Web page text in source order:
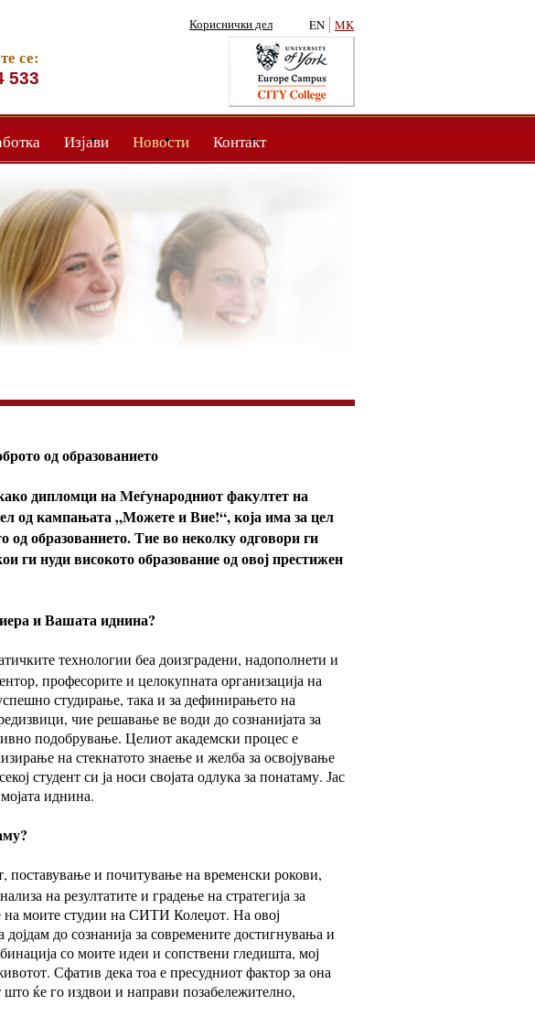
се:
533
Кориснички дел MK
EN
Изјави Новости Контакт
од образованието
дипломци на Mеѓународниот факултет на
од кампањата „Можете и Вие!“, која има за цел
од образованието. Тие во неколку одговори ги
ги нуди високото образование од овој престижен
и Вашата иднина?
технологии беа доизградени, надополнети и
професорите и целокупната организација на
студирање, така и за дефинирањето на
чие решавање ве води до сознанијата за
подобрување. Целиот академски процес е
на стекнатото знаење и желба за освојување
студент си ја носи својата одлука за понатаму. Јас
иднина.
и почитување на временски рокови,
на резултатите и градење на стратегија за
на моите студии на СИТИ Колеџот. На овој
до сознанија за современите достигнувања и
со моите идеи и сопствени гледишта, мој
Сфатив дека тоа е пресудниот фактор за она
ќе го издвои и направи позабележително,